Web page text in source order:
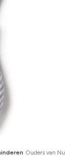
Ouders van Nu